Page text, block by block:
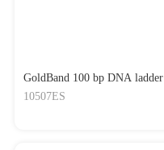
GoldBand 100 bp DNA ladder
10507ES